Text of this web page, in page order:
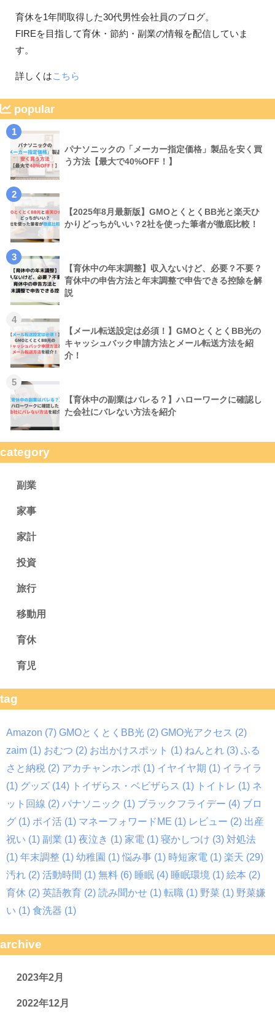
育休を1年間取得した30代男性会社員のブログ。
FIREを目指して育休・節約・副業の情報を配信していま
す。
詳しくはこちら
popular
1
パナソニックの「メーカー指定価格」製品を安く買
う方法【最大で40%OFF！】
2
【2025年8月最新版】GMOとくとくBB光と楽天ひ
かりどっちがいい？2社を使った筆者が徹底比較！
3
【育休中の年末調整】収入ないけど、必要？不要？
育休中の申告方法と年末調整で申告できる控除を解
説
4
【メール転送設定は必須！】GMOとくとくBB光の
キャッシュバック申請方法とメール転送方法を紹
介！
5
【育休中の副業はバレる？】ハローワークに確認し
た会社にバレない方法を紹介
category
副業
家事
家計
投資
旅行
移動用
育休
育児
tag
Amazon (7) GMOとくとくBB光 (2) GMO光アクセス (2)
zaim (1) おむつ (2) お出かけスポット (1) ねんとれ (3) ふる
さと納税 (2) アカチャンホンポ (1) イヤイヤ期 (1) イライラ
(1) グッズ (14) トイザらス・ベビザらス (1) トイトレ (1) ネ
ット回線 (2) パナソニック (1) ブラックフライデー (4) ブロ
グ (1) ポイ活 (1) マネーフォワードME (1) レビュー (2) 出産
祝い (1) 副業 (1) 夜泣き (1) 家電 (1) 寝かしつけ (3) 対処法
(1) 年末調整 (1) 幼稚園 (1) 悩み事 (1) 時短家電 (1) 楽天 (29)
汚れ (2) 活動時間 (1) 無料 (6) 睡眠 (4) 睡眠環境 (1) 絵本 (2)
育休 (2) 英語教育 (2) 読み聞かせ (1) 転職 (1) 野菜 (1) 野菜嫌
い (1) 食洗器 (1)
archive
2023年2月
2022年12月